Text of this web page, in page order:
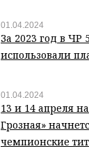
01.04.2024
За 2023 год в ЧР
использовали
01.04.2024
13 и 14 апреля
Грозная»
чемпионские